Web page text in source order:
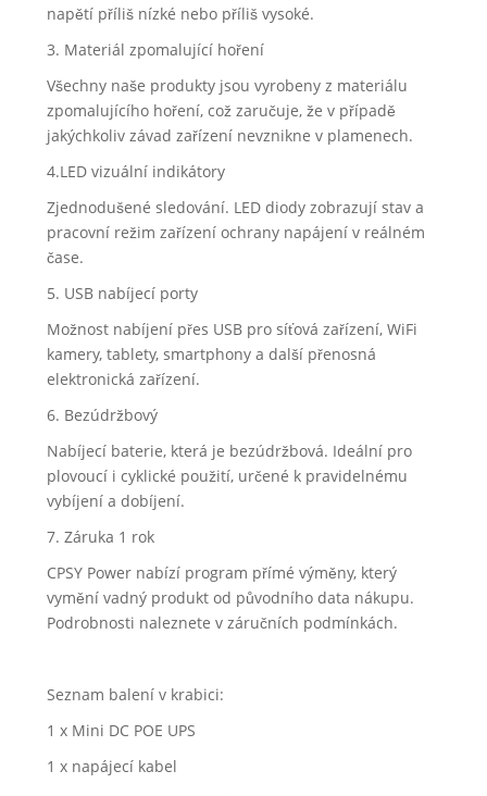
napětí příliš nízké nebo příliš vysoké.
3. Materiál zpomalující hoření
Všechny naše produkty jsou vyrobeny z materiálu
zpomalujícího hoření, což zaručuje, že v případě
jakýchkoliv závad zařízení nevznikne v plamenech.
4.LED vizuální indikátory
Zjednodušené sledování. LED diody zobrazují stav a
pracovní režim zařízení ochrany napájení v reálném
čase.
5. USB nabíjecí porty
Možnost nabíjení přes USB pro síťová zařízení, WiFi
kamery, tablety, smartphony a další přenosná
elektronická zařízení.
6. Bezúdržbový
Nabíjecí baterie, která je bezúdržbová. Ideální pro
plovoucí i cyklické použití, určené k pravidelnému
vybíjení a dobíjení.
7. Záruka 1 rok
CPSY Power nabízí program přímé výměny, který
vymění vadný produkt od původního data nákupu.
Podrobnosti naleznete v záručních podmínkách.
Seznam balení v krabici:
1 x Mini DC POE UPS
1 x napájecí kabel